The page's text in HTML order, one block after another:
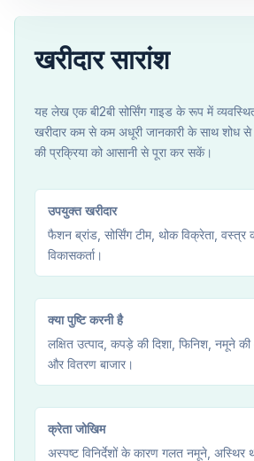
खरीदार सारांश
यह लेख एक बी2बी सोर्सिंग गाइड के रूप में
खरीदार कम से कम अधूरी जानकारी के साथ शोध
की प्रक्रिया को आसानी से पूरा कर सकें।
उपयुक्त खरीदार
फैशन ब्रांड, सोर्सिंग टीम, थोक विक्रेता, वस्त्र
विकासकर्ता।
क्या पुष्टि करनी है
लक्षित उत्पाद, कपड़े की दिशा, फिनिश, नमूने
और वितरण बाजार।
क्रेता जोखिम
अस्पष्ट विनिर्देशों के कारण गलत नमूने, अस्थिर